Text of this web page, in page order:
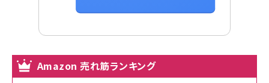
Amazon 売れ筋ランキング